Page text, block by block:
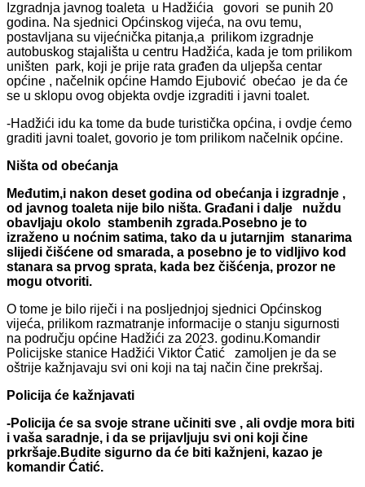
Izgradnja javnog toaleta u Hadžićia govori se punih 20
godina. Na sjednici Općinskog vijeća, na ovu temu,
postavljana su vijećnička pitanja,a prilikom izgradnje
autobuskog stajališta u centru Hadžića, kada je tom prilikom
uništen park, koji je prije rata građen da uljepša centar
općine , načelnik općine Hamdo Ejubović obećao je da će
se u sklopu ovog objekta ovdje izgraditi i javni toalet.
-Hadžići idu ka tome da bude turistička općina, i ovdje ćemo
graditi javni toalet, govorio je tom prilikom načelnik općine.
Ništa od obećanja
Međutim,i nakon deset godina od obećanja i izgradnje ,
od javnog toaleta nije bilo ništa. Građani i dalje nuždu
obavljaju okolo stambenih zgrada.Posebno je to
izraženo u noćnim satima, tako da u jutarnjim stanarima
slijedi čišćene od smarada, a posebno je to vidljivo kod
stanara sa prvog sprata, kada bez čišćenja, prozor ne
mogu otvoriti.
O tome je bilo riječi i na posljednjoj sjednici Općinskog
vijeća, prilikom razmatranje informacije o stanju sigurnosti
na području općine Hadžići za 2023. godinu.Komandir
Policijske stanice Hadžići Viktor Ćatić zamoljen je da se
oštrije kažnjavaju svi oni koji na taj način čine prekršaj.
Policija će kažnjavati
-Policija će sa svoje strane učiniti sve , ali ovdje mora biti
i vaša saradnje, i da se prijavljuju svi oni koji čine
prkršaje.Budite sigurno da će biti kažnjeni, kazao je
komandir Ćatić.